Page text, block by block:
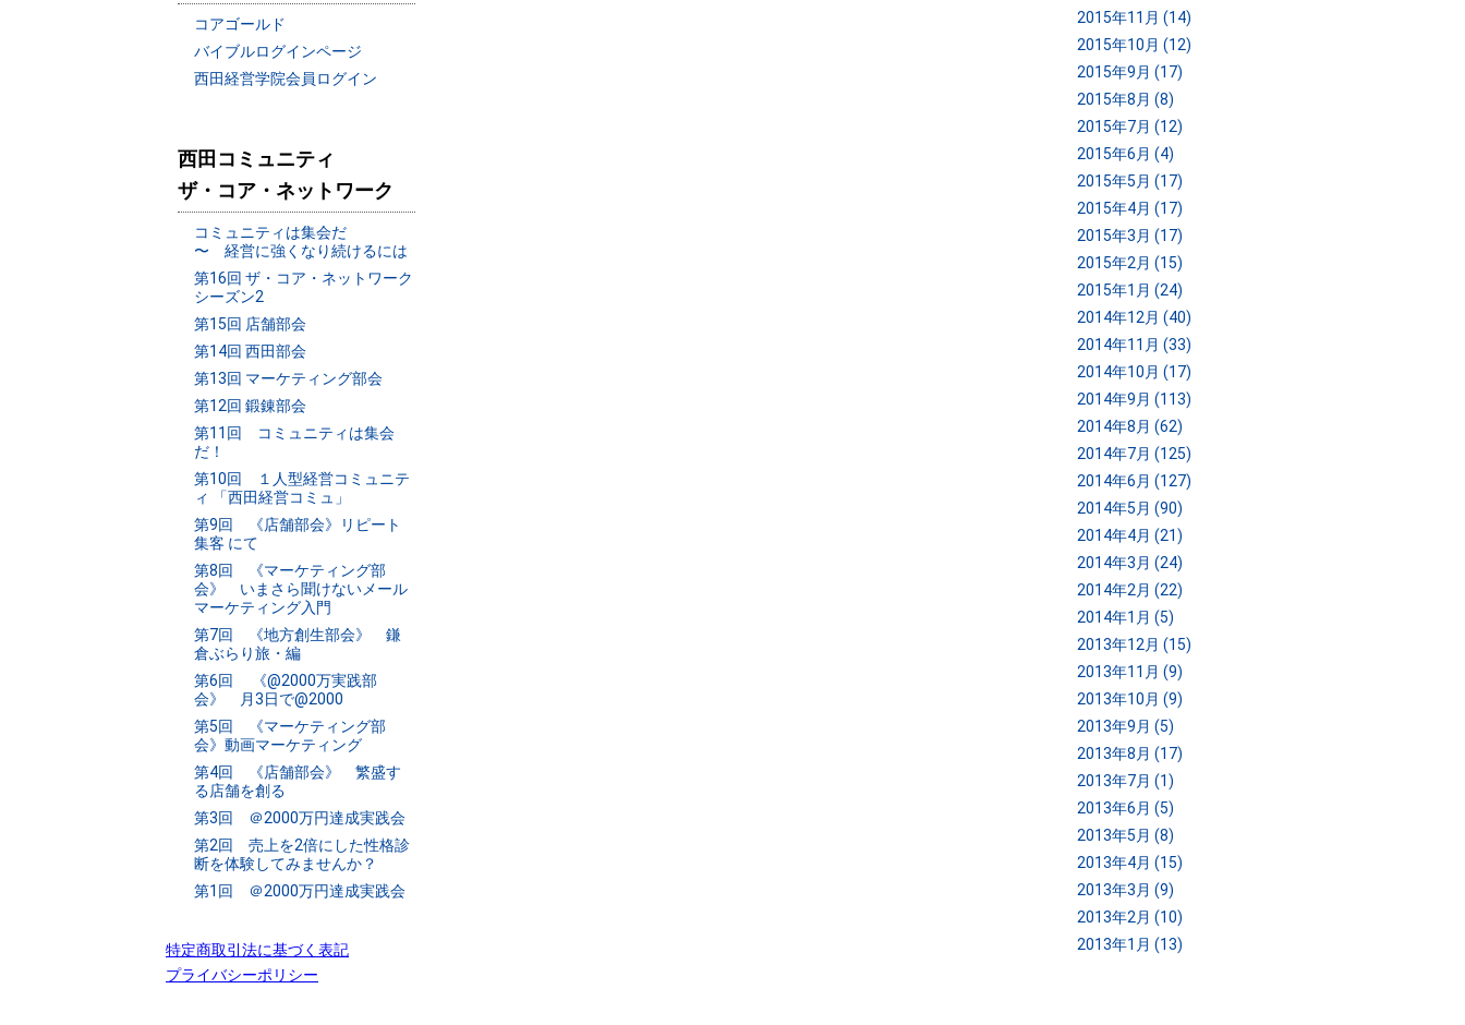
コアゴールド
バイブルログインページ
西田経営学院会員ログイン
西田コミュニティ
ザ・コア・ネットワーク
コミュニティは集会だ
〜 経営に強くなり続けるには
第16回 ザ・コア・ネットワーク
シーズン2
第15回 店舗部会
第14回 西田部会
第13回 マーケティング部会
第12回 鍛錬部会
第11回 コミュニティは集会
だ！
第10回 １人型経営コミュニテ
ィ 「西田経営コミュ」
第9回 《店舗部会》リピート
集客 にて
第8回 《マーケティング部
会》 いまさら聞けないメール
マーケティング入門
第7回 《地方創生部会》 鎌
倉ぶらり旅・編
第6回 《@2000万実践部
会》 月3日で@2000
第5回 《マーケティング部
会》動画マーケティング
第4回 《店舗部会》 繁盛す
る店舗を創る
第3回 ＠2000万円達成実践会
第2回 売上を2倍にした性格診
断を体験してみませんか？
第1回 ＠2000万円達成実践会
特定商取引法に基づく表記
プライバシーポリシー
2015年11月 (14)
2015年10月 (12)
2015年9月 (17)
2015年8月 (8)
2015年7月 (12)
2015年6月 (4)
2015年5月 (17)
2015年4月 (17)
2015年3月 (17)
2015年2月 (15)
2015年1月 (24)
2014年12月 (40)
2014年11月 (33)
2014年10月 (17)
2014年9月 (113)
2014年8月 (62)
2014年7月 (125)
2014年6月 (127)
2014年5月 (90)
2014年4月 (21)
2014年3月 (24)
2014年2月 (22)
2014年1月 (5)
2013年12月 (15)
2013年11月 (9)
2013年10月 (9)
2013年9月 (5)
2013年8月 (17)
2013年7月 (1)
2013年6月 (5)
2013年5月 (8)
2013年4月 (15)
2013年3月 (9)
2013年2月 (10)
2013年1月 (13)